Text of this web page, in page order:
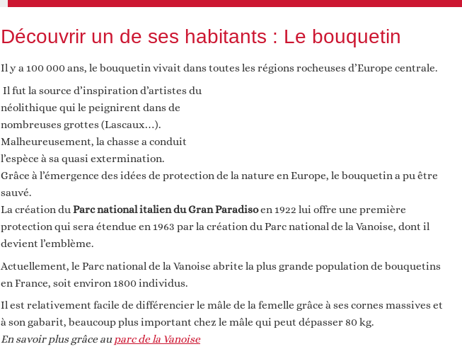
Découvrir un de ses habitants : Le bouquetin
Il y a 100 000 ans, le bouquetin vivait dans toutes les régions rocheuses d’Europe centrale.
Il fut la source d’inspiration d’artistes du
néolithique qui le peignirent dans de
nombreuses grottes (Lascaux…).
Malheureusement, la chasse a conduit
l’espèce à sa quasi extermination.
Grâce à l’émergence des idées de protection de la nature en Europe, le bouquetin a pu être
sauvé.
La création duParc national italien du Gran Paradisoen 1922 lui offre une première
protection qui sera étendue en 1963 par la création du Parc national de la Vanoise, dont il
devient l’emblème.
Actuellement, le Parc national de la Vanoise abrite la plus grande population de bouquetins
en France, soit environ 1800 individus.
Il est relativement facile de différencier le mâle de la femelle grâce à ses cornes massives et
à son gabarit, beaucoup plus important chez le mâle qui peut dépasser 80 kg.
En savoir plus grâce auparc de la Vanoise